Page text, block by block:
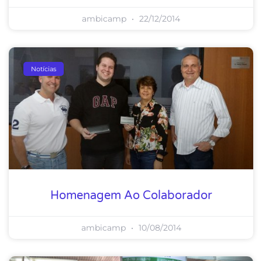
ambicamp 22/12/2014
Notícias
Homenagem Ao Colaborador
ambicamp 10/08/2014